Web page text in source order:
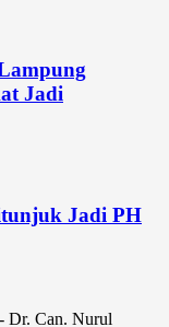
Jadi
Jadi PH
Can. Nurul